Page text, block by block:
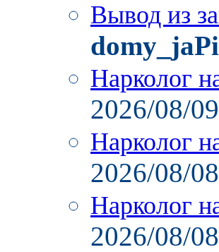
Вывод из
domy_jaPi
Нарколог
2026/08/
Нарколог
2026/08/
Нарколог
2026/08/